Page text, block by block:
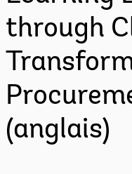
through
(anglais)